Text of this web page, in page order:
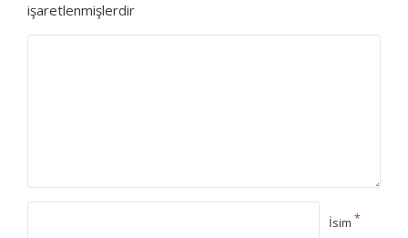
işaretlenmişlerdir
İsim *